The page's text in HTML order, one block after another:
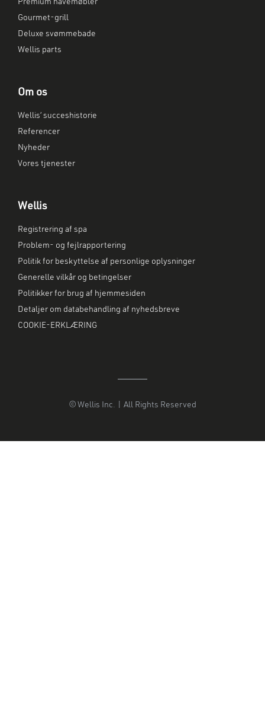
Premium havemøbler
Gourmet-grill
Deluxe svømmebade
Wellis parts
Om os
Wellis’ succeshistorie
Referencer
Nyheder
Vores tjenester
Wellis
Registrering af spa
Problem- og fejlrapportering
Politik for beskyttelse af personlige oplysninger
Generelle vilkår og betingelser
Politikker for brug af hjemmesiden
Detaljer om databehandling af nyhedsbreve
COOKIE-ERKLÆRING
© Wellis Inc. | All Rights Reserved